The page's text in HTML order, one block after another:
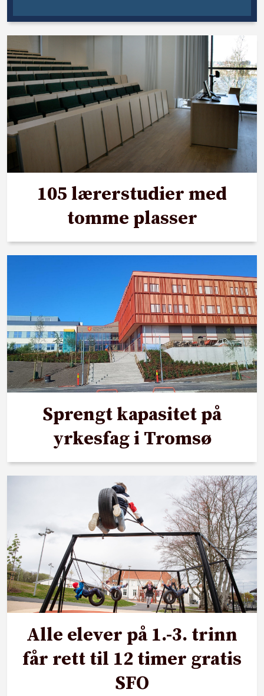
105 lærerstudier med
tomme plasser
Sprengt kapasitet på
yrkesfag i Tromsø
Alle elever på 1.-3. trinn
får rett til 12 timer gratis
SFO